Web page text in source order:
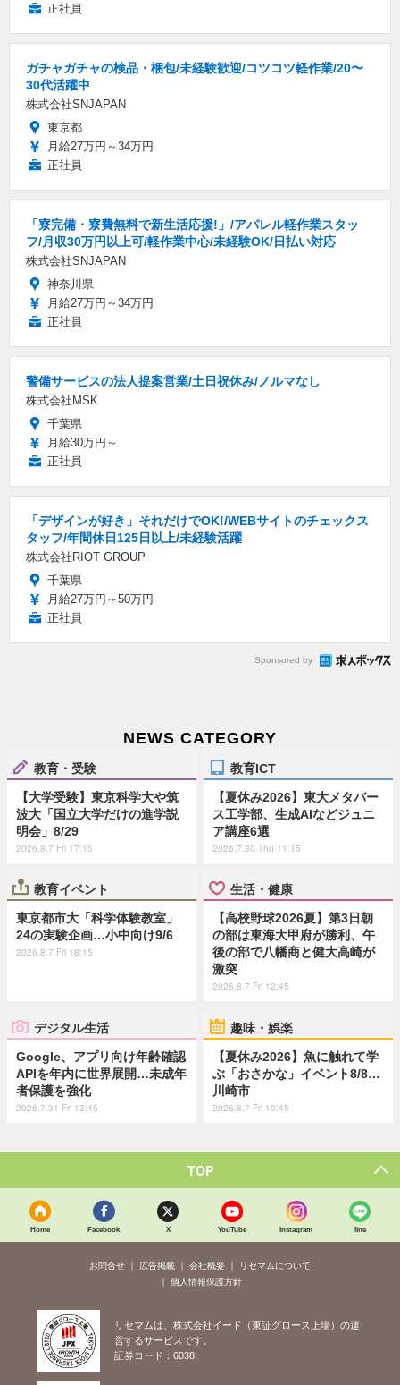
正社員
ガチャガチャの検品・梱包/未経験歓迎/コツコツ軽作業/20〜
30代活躍中
株式会社SNJAPAN
東京都
月給27万円～34万円
正社員
「寮完備・寮費無料で新生活応援!」/アパレル軽作業スタッ
フ/月収30万円以上可/軽作業中心/未経験OK/日払い対応
株式会社SNJAPAN
神奈川県
月給27万円～34万円
正社員
警備サービスの法人提案営業/土日祝休み/ノルマなし
株式会社MSK
千葉県
月給30万円～
正社員
「デザインが好き」それだけでOK!/WEBサイトのチェックス
タッフ/年間休日125日以上/未経験活躍
株式会社RIOT GROUP
千葉県
月給27万円～50万円
正社員
Sponsored by
NEWS CATEGORY
教育・受験
【大学受験】東京科学大や筑
波大「国立大学だけの進学説
明会」8/29
2026.8.7 Fri 17:15
教育ICT
【夏休み2026】東大メタバー
ス工学部、生成AIなどジュニ
ア講座6選
2026.7.30 Thu 11:15
教育イベント
東京都市大「科学体験教室」
24の実験企画…小中向け9/6
2026.8.7 Fri 18:15
生活・健康
【高校野球2026夏】第3日朝
の部は東海大甲府が勝利、午
後の部で八幡商と健大高崎が
激突
2026.8.7 Fri 12:45
デジタル生活
Google、アプリ向け年齢確認
APIを年内に世界展開…未成年
者保護を強化
2026.7.31 Fri 13:45
趣味・娯楽
【夏休み2026】魚に触れて学
ぶ「おさかな」イベント8/8…
川崎市
2026.8.7 Fri 10:45
TOP
Home Facebook X YouTube Instagram line
お問合せ 広告掲載 会社概要
リセマムについて
個人情報保護方針
リセマムは、株式会社イード（東証グロース上場）の運
営するサービスです。
証券コード：6038